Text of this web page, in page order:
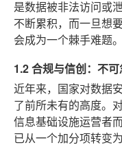
是数据被非法访问或
不断累积，而一旦想
会成为一个棘手难题。
1.2 合规与信创：不
近年来，国家对数据
了前所未有的高度。
信息基础设施运营者
已从一个加分项转变